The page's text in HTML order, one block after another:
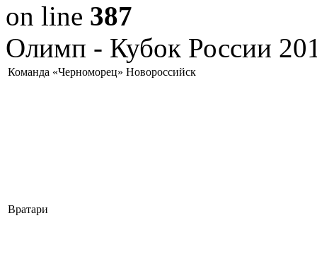
on line 387
Олимп - Кубок России
Команда «Черноморец» Новороссийск
Вратари